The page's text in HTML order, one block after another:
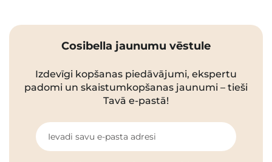
Cosibella jaunumu vēstule
Izdevīgi kopšanas piedāvājumi, ekspertu
padomi un skaistumkopšanas jaunumi – tieši
Tavā e-pastā!
Ievadi savu e-pasta adresi